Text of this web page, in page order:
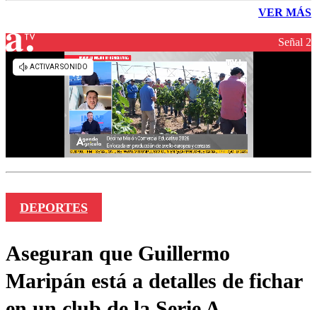
VER MÁS
Señal 2
DEPORTES
Aseguran que Guillermo
Maripán está a detalles de fichar